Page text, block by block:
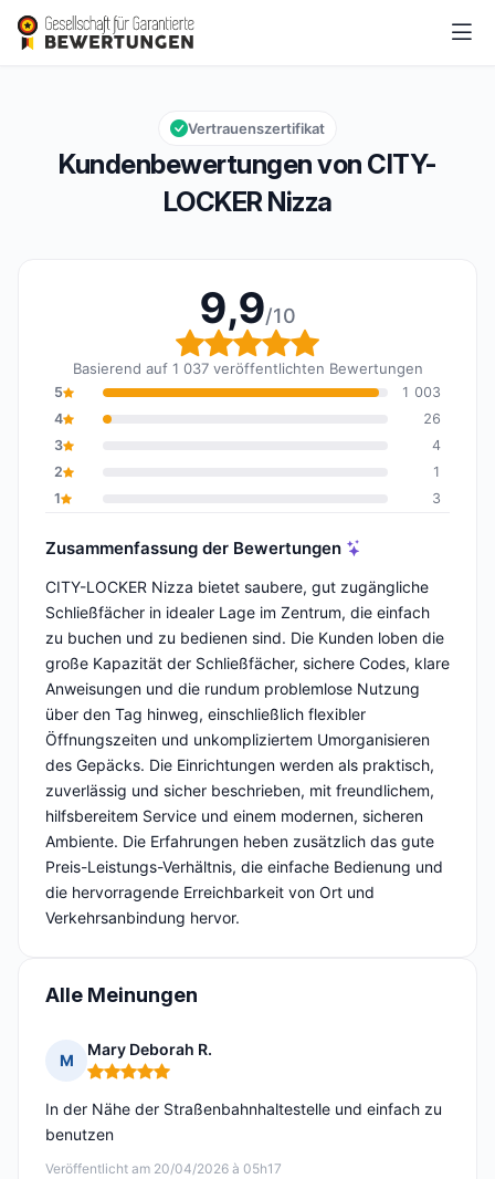
CITY-LOCKER Nizza
Gesamtbewertung: 9,9 von 10
9,9/10
Kundenbewertungen von CITY-
LOCKER Nizza
Vertrauenszertifikat
9,9/10
Gesamtbewertung: 9,9
Basierend auf 1 037 veröffentlichten Bewertungen
5
1 003
4
26
3
4
2
1
1
3
Zusammenfassung der Bewertungen
CITY-LOCKER Nizza bietet saubere, gut zugängliche
Schließfächer in idealer Lage im Zentrum, die einfach
zu buchen und zu bedienen sind. Die Kunden loben die
große Kapazität der Schließfächer, sichere Codes, klare
Anweisungen und die rundum problemlose Nutzung
über den Tag hinweg, einschließlich flexibler
Öffnungszeiten und unkompliziertem Umorganisieren
des Gepäcks. Die Einrichtungen werden als praktisch,
zuverlässig und sicher beschrieben, mit freundlichem,
hilfsbereitem Service und einem modernen, sicheren
Ambiente. Die Erfahrungen heben zusätzlich das gute
Preis-Leistungs-Verhältnis, die einfache Bedienung und
die hervorragende Erreichbarkeit von Ort und
Verkehrsanbindung hervor.
Alle Meinungen
M
Mary Deborah R.
Hinweis: 5 von 5
Veröffentlicht am 20/04/2026 à 05h17
In der Nähe der Straßenbahnhaltestelle und einfach zu
benutzen